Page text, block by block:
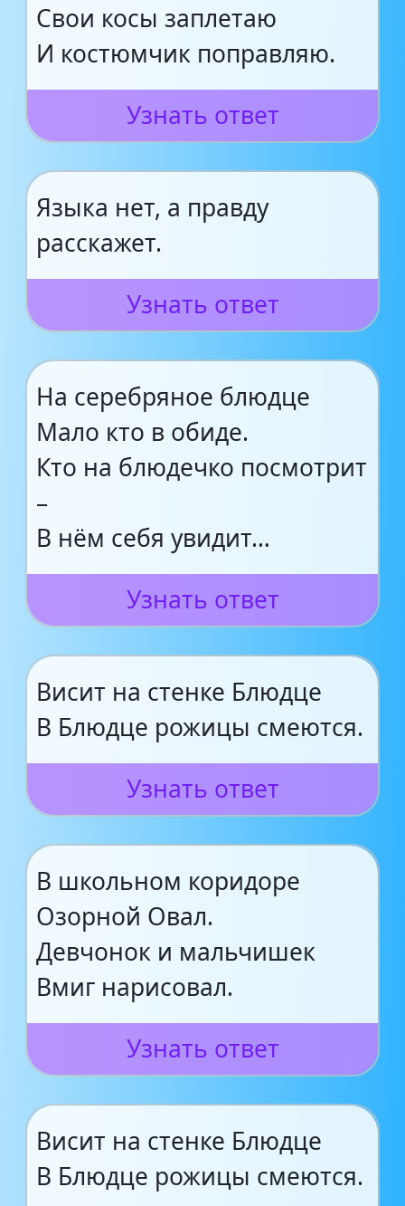
Свои косы заплетаю
И костюмчик поправляю.
Узнать ответ
Языка нет, а правду
расскажет.
Узнать ответ
На серебряное блюдце
Мало кто в обиде.
Кто на блюдечко посмотрит
–
В нём себя увидит…
Узнать ответ
Висит на стенке Блюдце
В Блюдце рожицы смеются.
Узнать ответ
В школьном коридоре
Озорной Овал.
Девчонок и мальчишек
Вмиг нарисовал.
Узнать ответ
Висит на стенке Блюдце
В Блюдце рожицы смеются.